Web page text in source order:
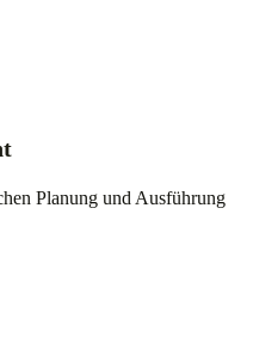
Planung und Ausführung